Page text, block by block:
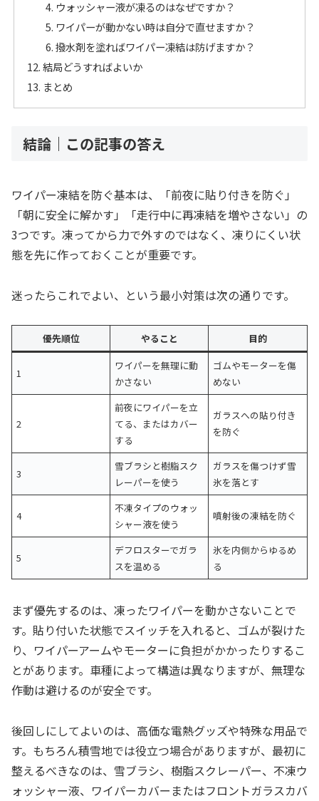
ウォッシャー液が凍るのはなぜですか？
ワイパーが動かない時は自分で直せますか？
撥水剤を塗ればワイパー凍結は防げますか？
結局どうすればよいか
まとめ
結論｜この記事の答え
ワイパー凍結を防ぐ基本は、「前夜に貼り付きを防ぐ」
「朝に安全に解かす」「走行中に再凍結を増やさない」の
3つです。凍ってから力で外すのではなく、凍りにくい状
態を先に作っておくことが重要です。
迷ったらこれでよい、という最小対策は次の通りです。
優先順位 やること 目的
1
ワイパーを無理に動
かさない
ゴムやモーターを傷
めない
2
前夜にワイパーを立
てる、またはカバー
する
ガラスへの貼り付き
を防ぐ
3
雪ブラシと樹脂スク
レーパーを使う
ガラスを傷つけず雪
氷を落とす
4
不凍タイプのウォッ
シャー液を使う
噴射後の凍結を防ぐ
5
デフロスターでガラ
スを温める
氷を内側からゆるめ
る
まず優先するのは、凍ったワイパーを動かさないことで
す。貼り付いた状態でスイッチを入れると、ゴムが裂けた
り、ワイパーアームやモーターに負担がかかったりするこ
とがあります。車種によって構造は異なりますが、無理な
作動は避けるのが安全です。
後回しにしてよいのは、高価な電熱グッズや特殊な用品で
す。もちろん積雪地では役立つ場合がありますが、最初に
整えるべきなのは、雪ブラシ、樹脂スクレーパー、不凍ウ
ォッシャー液、ワイパーカバーまたはフロントガラスカバ